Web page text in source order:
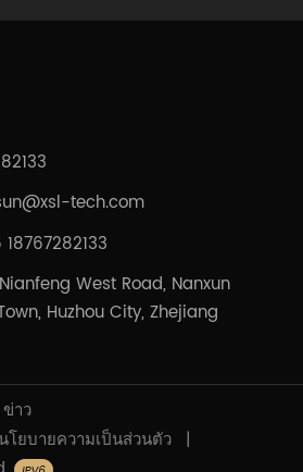
tech.com
West Road, Nanxun
Huzhou City, Zhejiang
ข่าว
นโยบายความเป็นส่วนตัว |